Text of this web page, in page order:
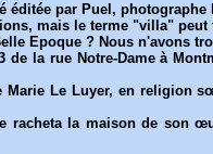
éditée par Puel,
mais le terme "villa"
Epoque ? Nous n'avons
la rue Notre-Dame à
Le Luyer, en religion
racheta la maison de